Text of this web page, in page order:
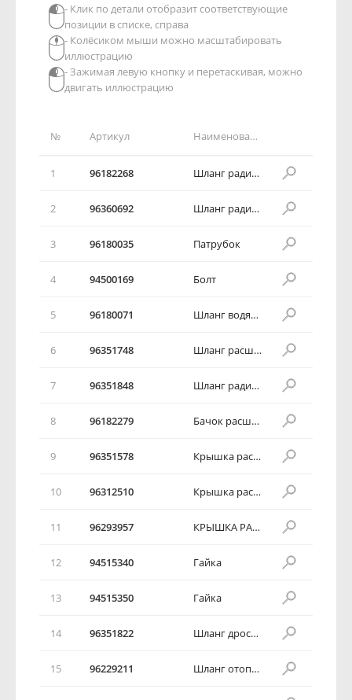
№ Артикул Наименование детали
1 96182268 Шланг радиатора верхний
2 96360692 Шланг радиатора нижний
3 96180035 Патрубок
4 94500169 Болт
5 96180071 Шланг водяного насоса
6 96351748 Шланг расширительного бачка
7 96351848 Шланг радиатора к расширительному бачку
8 96182279 Бачок расширительный
9 96351578 Крышка расширительного бочка
10 96312510 Крышка расширительного бочка
11 96293957 КРЫШКА РАСШИРИТЕЛЬНОГО БАЧКА
12 94515340 Гайка
13 94515350 Гайка
14 96351822 Шланг дроссельной заслонки
15 96229211 Шланг отопителя салона
- Клик по детали отобразит соответствующие
позиции в списке, справа
- Колёсиком мыши можно масштабировать
иллюстрацию
- Зажимая левую кнопку и перетаскивая, можно
двигать иллюстрацию